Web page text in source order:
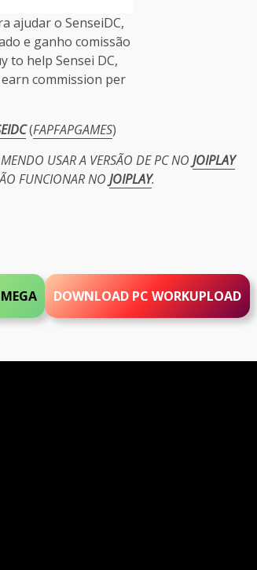
ajudar o SenseiDC,
e ganho comissão
to help Sensei DC,
commission per
(FAPFAPGAMES)
USAR A VERSÃO DE PC NO JOIPLAY
FUNCIONAR NO JOIPLAY.
DOWNLOAD PC WORKUPLOAD